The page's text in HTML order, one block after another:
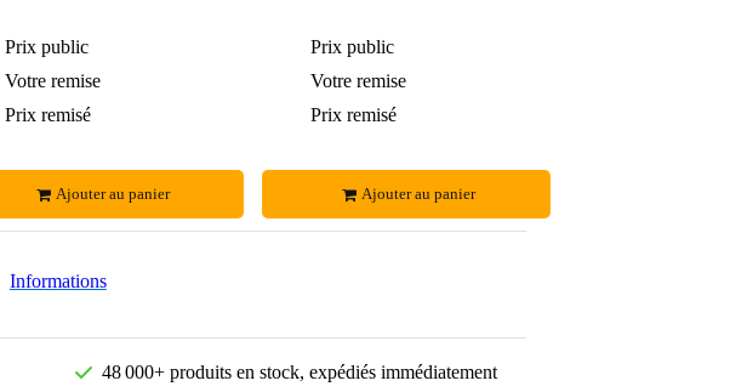
Prix public
Votre remise
Prix remisé
Ajouter au panier
Prix public
Votre remise
Prix remisé
Ajouter au panier
Informations
48 000+ produits en stock, expédiés immédiatement